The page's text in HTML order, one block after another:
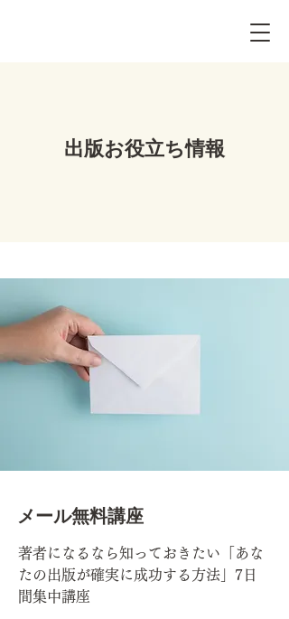
出版お役立ち情報
メール無料講座
著者になるなら知っておきたい「あな
たの出版が確実に成功する方法」7日
間集中講座